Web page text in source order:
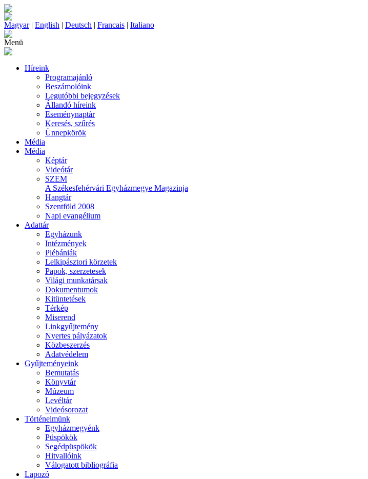
Magyar| English | Deutsch | Francais | Italiano
Menü
Híreink
Programajánló
Beszámolóink
Legutóbbi bejegyzések
Állandó híreink
Eseménynaptár
Keresés, szűrés
Ünnepkörök
Média
Média
Képtár
Videótár
SZEM
A Székesfehérvári Egyházmegye Magazinja
Hangtár
Szentföld 2008
Napi evangélium
Adattár
Egyházunk
Intézmények
Plébániák
Lelkipásztori körzetek
Papok, szerzetesek
Világi munkatársak
Dokumentumok
Kitüntetések
Térkép
Miserend
Linkgyűjtemény
Nyertes pályázatok
Közbeszerzés
Adatvédelem
Gyűjteményeink
Bemutatás
Könyvtár
Múzeum
Levéltár
Videósorozat
Történelmünk
Egyházmegyénk
Püspökök
Segédpüspökök
Hitvallóink
Válogatott bibliográfia
Lapozó